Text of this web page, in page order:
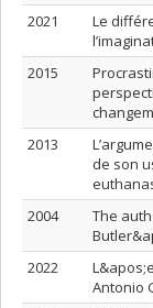
2021
Le
2015
2013
de son
2004
The
2022
Antonio